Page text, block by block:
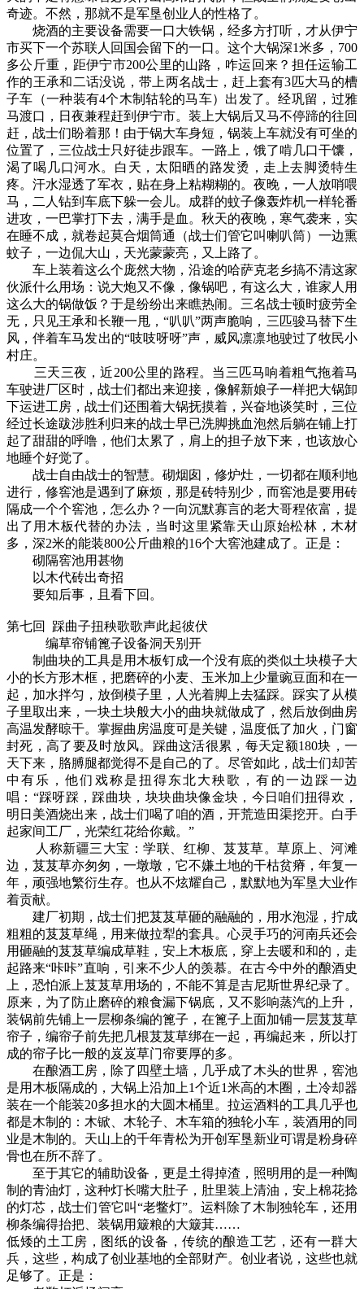
奇迹。不然，那就不是军垦创业人的性格了。
烧酒的主要设备需要一口大铁锅，经多方打听，才从伊宁
市买下一个苏联人回国会留下的一口。这个大锅深1米多，700
多公斤重，距伊宁市200公里的山路，咋运回来？担任运输工
作的王承和二话没说，带上两名战士，赶上套有3匹大马的槽
子车（一种装有4个木制轱轮的马车）出发了。经巩留，过雅
马渡口，日夜兼程赶到伊宁市。装上大锅后又马不停蹄的往回
赶，战士们盼着那！由于锅大车身短，锅装上车就没有可坐的
位置了，三位战士只好徒步跟车。一路上，饿了啃几口干馕，
渴了喝几口河水。白天，太阳晒的路发烫，走上去脚烫特生
疼。汗水湿透了军衣，贴在身上粘糊糊的。夜晚，一人放哨喂
马，二人钻到车底下躲一会儿。成群的蚊子像轰炸机一样轮番
进攻，一巴掌打下去，满手是血。秋天的夜晚，寒气袭来，实
在睡不成，就卷起莫合烟筒通（战士们管它叫喇叭筒）一边熏
蚊子，一边侃大山，天光蒙蒙亮，又上路了。
车上装着这么个庞然大物，沿途的哈萨克老乡搞不清这家
伙派什么用场：说大炮又不像，像锅吧，有这么大，谁家人用
这么大的锅做饭？于是纷纷出来瞧热闹。三名战士顿时疲劳全
无，只见王承和长鞭一甩，“叭叭”两声脆响，三匹骏马替下生
风，伴着车马发出的“吱吱呀呀”声，威风凛凛地驶过了牧民小
村庄。
三天三夜，近200公里的路程。当三匹马响着粗气拖着马
车驶进厂区时，战士们都出来迎接，像解新娘子一样把大锅卸
下运进工房，战士们还围着大锅抚摸着，兴奋地谈笑时，三位
经过长途跋涉胜利归来的战士早已洗脚挑血泡然后躺在铺上打
起了甜甜的呼噜，他们太累了，肩上的担子放下来，也该放心
地睡个好觉了。
战士自由战士的智慧。砌烟囱，修炉灶，一切都在顺利地
进行，修窖池是遇到了麻烦，那是砖特别少，而窖池是要用砖
隔成一个个窖池，怎么办？一向沉默寡言的老大哥程依富，提
出了用木板代替的办法，当时这里紧靠天山原始松林，木材
多，深2米的能装800公斤曲粮的16个大窖池建成了。正是：
砌隔窖池用甚物
以木代砖出奇招
要知后事，且看下回。
第七回 踩曲子扭秧歌歌声此起彼伏
编草帘铺篦子设备洞天别开
制曲块的工具是用木板钉成一个没有底的类似土块模子大
小的长方形木框，把磨碎的小麦、玉米加上少量豌豆面和在一
起，加水拌匀，放倒模子里，人光着脚上去猛踩。踩实了从模
子里取出来，一块土块般大小的曲块就做成了，然后放倒曲房
高温发酵晾干。掌握曲房温度可是关键，温度低了加火，门窗
封死，高了要及时放风。踩曲这活很累，每天定额180块，一
天下来，胳膊腿都觉得不是自己的了。尽管如此，战士们却苦
中有乐，他们戏称是扭得东北大秧歌，有的一边踩一边
唱：“踩呀踩，踩曲块，块块曲块像金块，今日咱们扭得欢，
明日美酒烧出来，战士们喝了咱的酒，开荒造田渠挖开。白手
起家间工厂，光荣红花给你戴。”
人称新疆三大宝：学联、红柳、芨芨草。草原上、河滩
边，芨芨草亦匆匆，一墩墩，它不嫌土地的干枯贫瘠，年复一
年，顽强地繁衍生存。也从不炫耀自己，默默地为军垦大业作
着贡献。
建厂初期，战士们把芨芨草砸的融融的，用水泡湿，拧成
粗粗的芨芨草绳，用来做拉犁的套具。心灵手巧的河南兵还会
用砸融的芨芨草编成草鞋，安上木板底，穿上去暖和和的，走
起路来“咔咔”直响，引来不少人的羡慕。在古今中外的酿酒史
上，恐怕派上芨芨草用场的，不能不算是吉尼斯世界纪录了。
原来，为了防止磨碎的粮食漏下锅底，又不影响蒸汽的上升，
装锅前先铺上一层柳条编的篦子，在篦子上面加铺一层芨芨草
帘子，编帘子前先把几根芨芨草绑在一起，再编起来，所以打
成的帘子比一般的岌岌草门帘要厚的多。
在酿酒工房，除了四壁土墙，几乎成了木头的世界，窖池
是用木板隔成的，大锅上沿加上1个近1米高的木圈，土冷却器
装在一个能装20多担水的大圆木桶里。拉运酒料的工具几乎也
都是木制的：木锨、木轮子、木车箱的独轮小车，装酒用的同
业是木制的。天山上的千年青松为开创军垦新业可谓是粉身碎
骨也在所不辞了。
至于其它的辅助设备，更是土得掉渣，照明用的是一种陶
制的青油灯，这种灯长嘴大肚子，肚里装上清油，安上棉花捻
的灯芯，战士们管它叫“老鳖灯”。运料除了木制独轮车，还用
柳条编得抬把、装锅用簸粮的大簸萁……
低矮的土工房，图纸的设备，传统的酿造工艺，还有一群大
兵，这些，构成了创业基地的全部财产。创业者说，这些也就
足够了。正是：